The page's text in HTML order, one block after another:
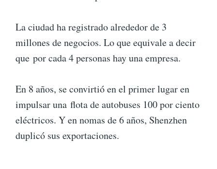
La ciudad ha registrado alrededor de 3
millones de negocios. Lo que equivale a decir
que por cada 4 personas hay una empresa.
En 8 años, se convirtió en el primer lugar en
impulsar una flota de autobuses 100 por ciento
eléctricos. Y en nomas de 6 años, Shenzhen
duplicó sus exportaciones.